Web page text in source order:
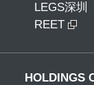
LEGS深圳
REET
HOLDINGS